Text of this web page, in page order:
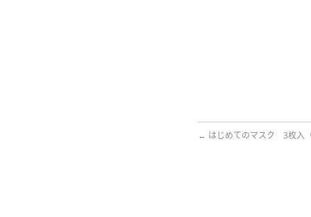
← はじめてのマスク 3枚入